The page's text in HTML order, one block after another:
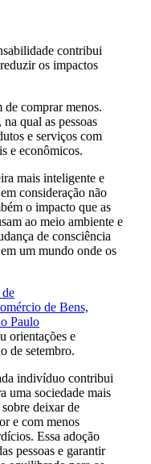
contribui
os impactos
comprar menos.
qual as pessoas
e serviços com
e econômicos.
mais inteligente e
consideração não
o impacto que as
ao meio ambiente e
de consciência
um mundo onde os
de Bens,
Paulo
orientações e
de setembro.
indivíduo contribui
uma sociedade mais
deixar de
e com menos
Essa adoção
pessoas e garantir